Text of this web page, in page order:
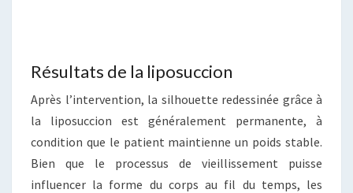
Résultats de la liposuccion
Après l’intervention, la silhouette redessinée grâce à
la liposuccion est généralement permanente, à
condition que le patient maintienne un poids stable.
Bien que le processus de vieillissement puisse
influencer la forme du corps au fil du temps, les